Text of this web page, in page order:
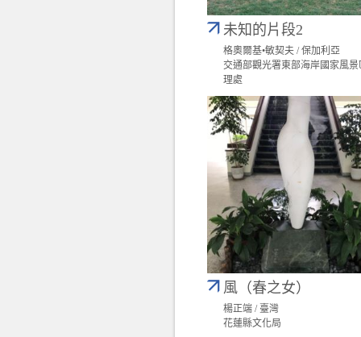
未知的片段2
格奧爾基•敏契夫 / 保加利亞
交通部觀光署東部海岸國家風景
理處
風（春之女）
楊正端 / 臺灣
花蓮縣文化局